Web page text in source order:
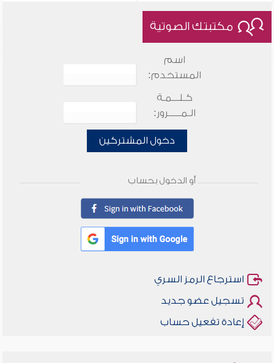
مكتبتك الصوتية
اسم
المستخدم:
كـلـــمـة
الـمـــــرور:
دخول المشتركين
أو الدخول بحساب
استرجاع الرمز السري
تسجيل عضو جديد
إعادة تفعيل حساب